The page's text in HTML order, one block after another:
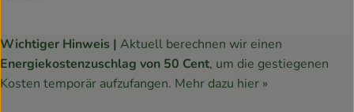
Wichtiger Hinweis | Aktuell berechnen wir einen
Energiekostenzuschlag von 50 Cent, um die gestiegenen
Kosten temporär aufzufangen. Mehr dazu hier »